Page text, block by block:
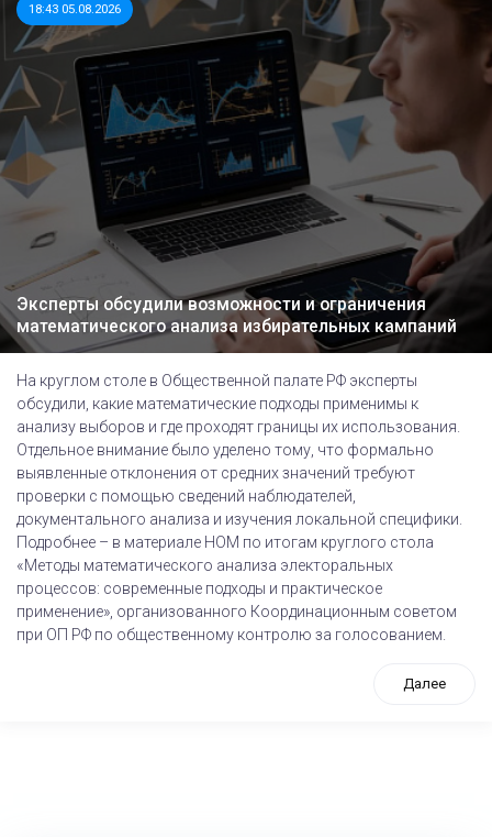
18:43 05.08.2026
Эксперты обсудили возможности и ограничения
математического анализа избирательных кампаний
На круглом столе в Общественной палате РФ эксперты
обсудили, какие математические подходы применимы к
анализу выборов и где проходят границы их использования.
Отдельное внимание было уделено тому, что формально
выявленные отклонения от средних значений требуют
проверки с помощью сведений наблюдателей,
документального анализа и изучения локальной специфики.
Подробнее – в материале НОМ по итогам круглого стола
«Методы математического анализа электоральных
процессов: современные подходы и практическое
применение», организованного Координационным советом
при ОП РФ по общественному контролю за голосованием.
Далее